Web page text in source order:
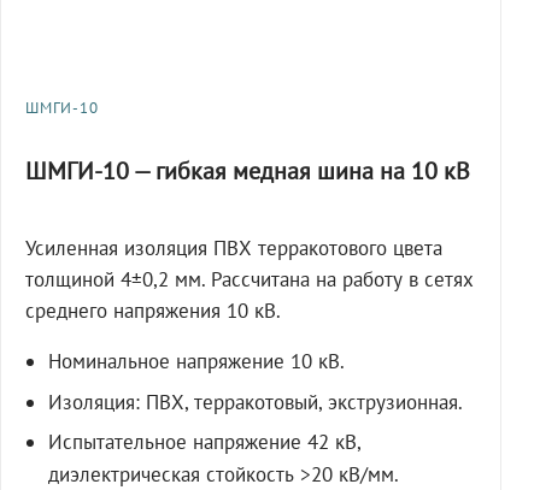
ШМГИ-10
ШМГИ-10 — гибкая медная шина на 10 кВ
Усиленная изоляция ПВХ терракотового цвета
толщиной 4±0,2 мм. Рассчитана на работу в сетях
среднего напряжения 10 кВ.
Номинальное напряжение 10 кВ.
Изоляция: ПВХ, терракотовый, экструзионная.
Испытательное напряжение 42 кВ,
диэлектрическая стойкость >20 кВ/мм.